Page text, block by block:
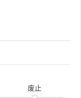
废止